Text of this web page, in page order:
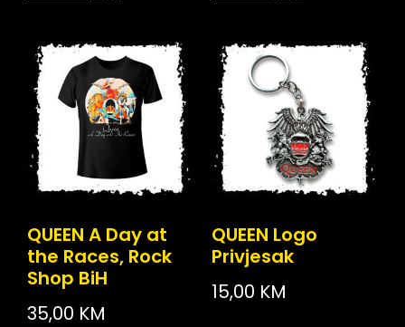
QUEEN A Day at
the Races, Rock
Shop BiH
35,00 KM
QUEEN Logo
Privjesak
15,00 KM